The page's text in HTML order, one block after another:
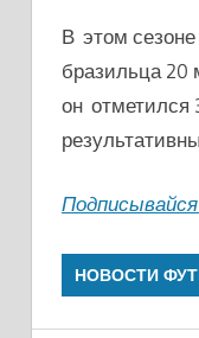
В этом
бразильца 20
он отметился
НОВОСТИ